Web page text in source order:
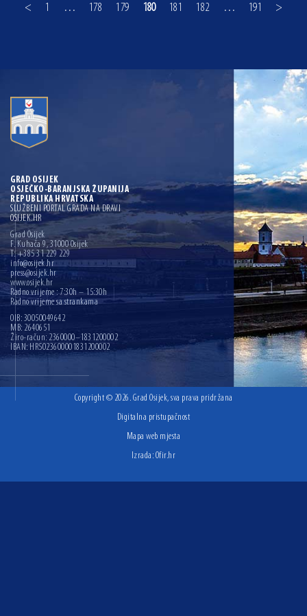
< 1 … 178 179 180 181 182 … 191 >
GRAD OSIJEK
OSJEČKO-BARANJSKA ŽUPANIJA
REPUBLIKA HRVATSKA
SLUŽBENI PORTAL GRADA NA DRAVI
OSIJEK.HR
Grad Osijek
F. Kuhača 9, 31000 Osijek
T: +385 31 229 229
info@osijek.hr
press@osijek.hr
www.osijek.hr
Radno vrijeme : 7:30h – 15:30h
Radno vrijeme sa strankama
OIB: 30050049642
MB: 2640651
Žiro-račun: 2360000–1831200002
IBAN: HR5023600001831200002
Copyright © 2026. Grad Osijek, sva prava pridržana
Digitalna pristupačnost
Mapa web mjesta
Izrada: Ofir.hr